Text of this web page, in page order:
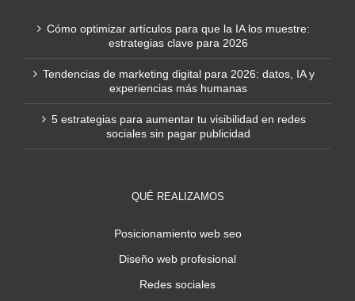
Cómo optimizar artículos para que la IA los muestre:
estrategias clave para 2026
Tendencias de marketing digital para 2026: datos, IA y
experiencias más humanas
5 estrategias para aumentar tu visibilidad en redes
sociales sin pagar publicidad
QUÉ REALIZAMOS
Posicionamiento web seo
Diseño web profesional
Redes sociales